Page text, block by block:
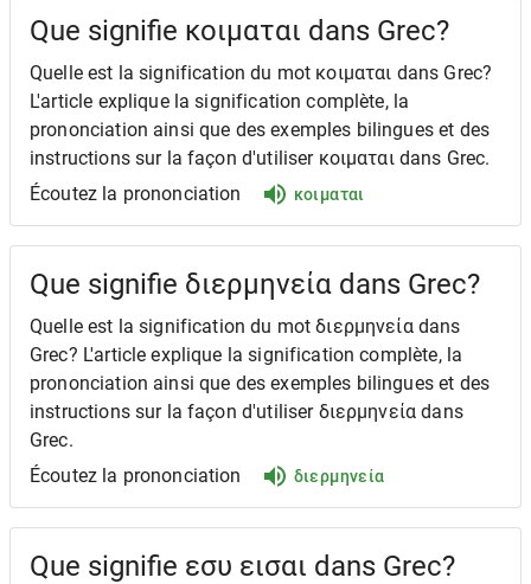
Que signifie κοιμαται dans Grec?
Quelle est la signification du mot κοιμαται dans Grec?
L'article explique la signification complète, la
prononciation ainsi que des exemples bilingues et des
instructions sur la façon d'utiliser κοιμαται dans Grec.
Écoutez la prononciation
κοιμαται
Que signifie διερμηνεία dans Grec?
Quelle est la signification du mot διερμηνεία dans
Grec? L'article explique la signification complète, la
prononciation ainsi que des exemples bilingues et des
instructions sur la façon d'utiliser διερμηνεία dans
Grec.
Écoutez la prononciation
διερμηνεία
Que signifie εσυ εισαι dans Grec?